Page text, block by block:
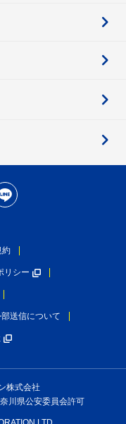
約
リシー
送信について
株式会社
川県公安委員会許可